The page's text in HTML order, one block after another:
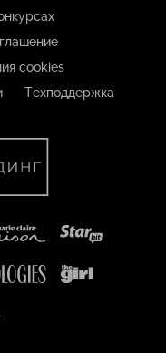
cookies
Техподдержка